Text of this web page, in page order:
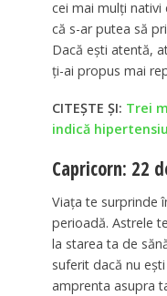
cei mai mulți nativi
că s-ar putea să
Dacă ești atentă,
ți-ai propus mai
CITEȘTE ȘI: Trei
indică
Capricorn: 22
Viața te surprinde
perioadă. Astrele
la starea ta de
suferit dacă nu
amprenta asupra